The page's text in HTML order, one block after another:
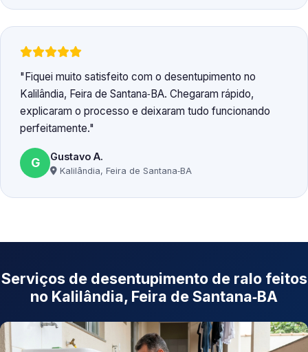
Fiquei muito satisfeito com o desentupimento no
Kalilândia, Feira de Santana‑BA. Chegaram rápido,
explicaram o processo e deixaram tudo funcionando
perfeitamente.
G Gustavo A.
Kalilândia, Feira de Santana‑BA
Serviços de desentupimento de ralo feitos
no Kalilândia, Feira de Santana‑BA